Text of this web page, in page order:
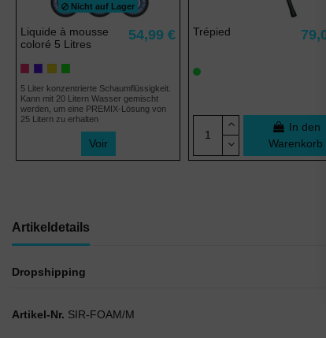
Nicht auf Lager
Liquide à mousse
coloré 5 Litres
54,99 €
5 Liter konzentrierte Schaumflüssigkeit.
Kann mit 20 Litern Wasser gemischt
werden, um eine PREMIX-Lösung von
25 Litern zu erhalten
Voir
Trépied
In den
Warenkorb
Artikeldetails
Dropshipping
Artikel-Nr. SIR-FOAM/M